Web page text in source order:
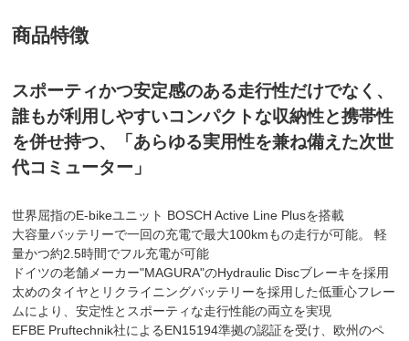
商品特徴
スポーティかつ安定感のある走行性だけでなく、
誰もが利用しやすいコンパクトな収納性と携帯性
を併せ持つ、「あらゆる実用性を兼ね備えた次世
代コミューター」
世界屈指のE-bikeユニット BOSCH Active Line Plusを搭載
大容量バッテリーで一回の充電で最大100kmもの走行が可能。 軽
量かつ約2.5時間でフル充電が可能
ドイツの老舗メーカー"MAGURA"のHydraulic Discブレーキを採用
太めのタイヤとリクライニングバッテリーを採用した低重心フレー
ムにより、安定性とスポーティな走行性能の両立を実現
EFBE Pruftechnik社によるEN15194準拠の認証を受け、欧州のペ